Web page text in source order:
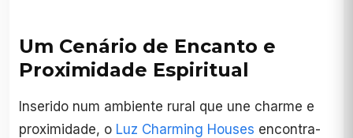
Um Cenário de Encanto e
Proximidade Espiritual
Inserido num ambiente rural que une charme e
proximidade, o Luz Charming Houses encontra-